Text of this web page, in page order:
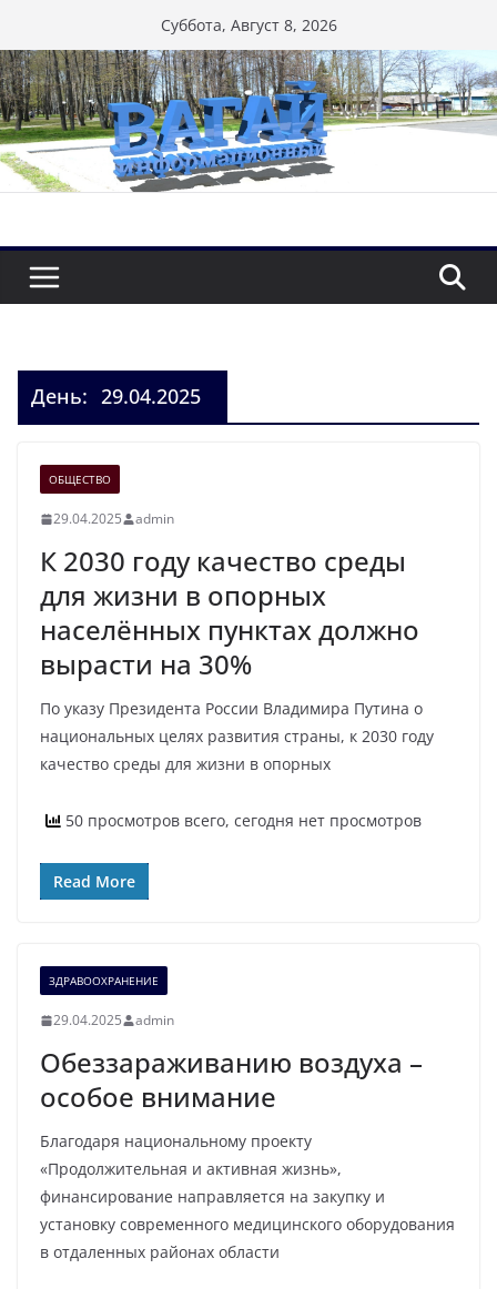
к
содержимому
Суббота, Август 8, 2026
День: 29.04.2025
ОБЩЕСТВО
29.04.2025 admin
К 2030 году качество среды
для жизни в опорных
населённых пунктах должно
вырасти на 30%
По указу Президента России Владимира Путина о
национальных целях развития страны, к 2030 году
качество среды для жизни в опорных
50 просмотров всего, сегодня нет просмотров
Read More
ЗДРАВООХРАНЕНИЕ
29.04.2025 admin
Обеззараживанию воздуха –
особое внимание
Благодаря национальному проекту
«Продолжительная и активная жизнь»,
финансирование направляется на закупку и
установку современного медицинского оборудования
в отдаленных районах области